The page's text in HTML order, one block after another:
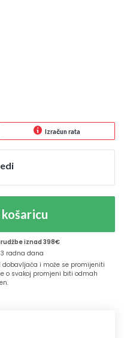
Izračun rata
iznad 398€
radna dana
i može se promijeniti
o svakoj promjeni biti odmah